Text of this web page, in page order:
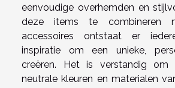
eenvoudige overhemden en
deze items te combineren
accessoires ontstaat er
inspiratie om een unieke,
creëren. Het is verstandig
neutrale kleuren en materialen